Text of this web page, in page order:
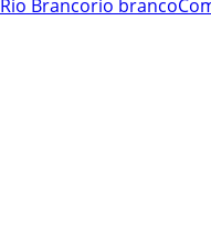
Rio Brancorio branco